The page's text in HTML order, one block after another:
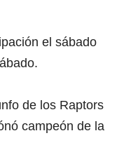
el sábado
de los Raptors
campeón de la